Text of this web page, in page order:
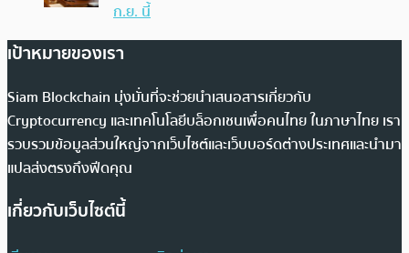
ก.ย. นี้
เป้าหมายของเรา
Siam Blockchain มุ่งมั่นที่จะช่วยนำเสนอสารเกี่ยวกับ
Cryptocurrency และเทคโนโลยีบล็อกเชนเพื่อคนไทย ในภาษาไทย เรา
รวบรวมข้อมูลส่วนใหญ่จากเว็บไซต์และเว็บบอร์ดต่างประเทศและนำมา
แปลส่งตรงถึงฟีดคุณ
เกี่ยวกับเว็บไซต์นี้